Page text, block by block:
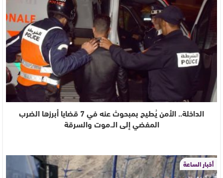
الداخلة.. الأمن يُطيح بمبحوث عنه في 7 قضايا أبرزها الضرب
المفضي إلى الـ.موت والسرقة
أخبار الساعة